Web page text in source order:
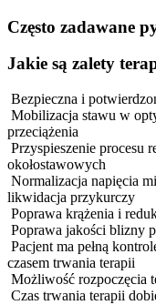
Często zadawane
Jakie są zalety
Bezpieczna i
Mobilizacja stawu w
przeciążenia
Przyspieszenie procesu
okołostawowych
Normalizacja napięcia
likwidacja przykurczy
Poprawa krążenia i
Poprawa jakości blizny
Pacjent ma pełną
czasem trwania terapii
Możliwość rozpoczęcia
Czas trwania terapii